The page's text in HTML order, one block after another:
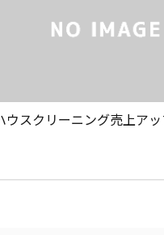
ウスクリーニング売上ア